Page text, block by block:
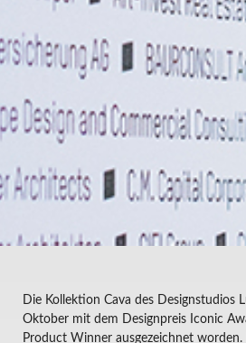
Die Kollektion Cava des Designstudios
Oktober mit dem Designpreis Iconic
Product Winner ausgezeichnet